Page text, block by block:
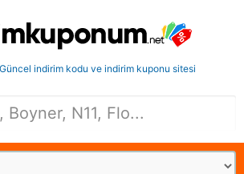
indirim kodu ve indirim kuponu sitesi